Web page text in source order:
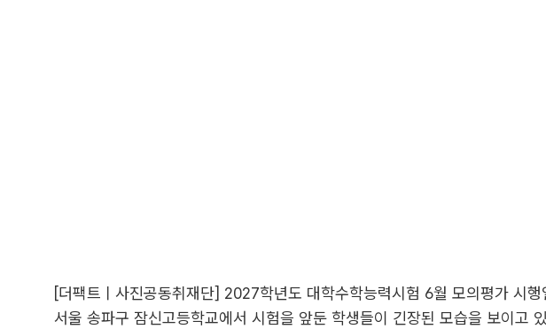
[더팩트ㅣ사진공동취재단] 2027학년도 대학수학능력시험 6월 모의평가 시행
서울 송파구 잠신고등학교에서 시험을 앞둔 학생들이 긴장된 모습을 보이고